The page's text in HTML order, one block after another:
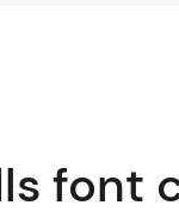
font